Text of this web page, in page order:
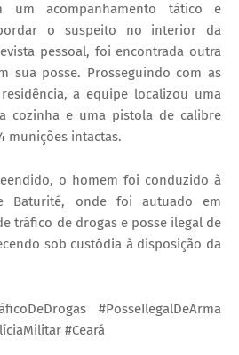
um acompanhamento tático e
o suspeito no interior da
pessoal, foi encontrada outra
sua posse. Prosseguindo com as
a equipe localizou uma
cozinha e uma pistola de calibre
munições intactas.
o homem foi conduzido à
Baturité, onde foi autuado em
tráfico de drogas e posse ilegal de
sob custódia à disposição da
#PosseIlegalDeArma
#Ceará